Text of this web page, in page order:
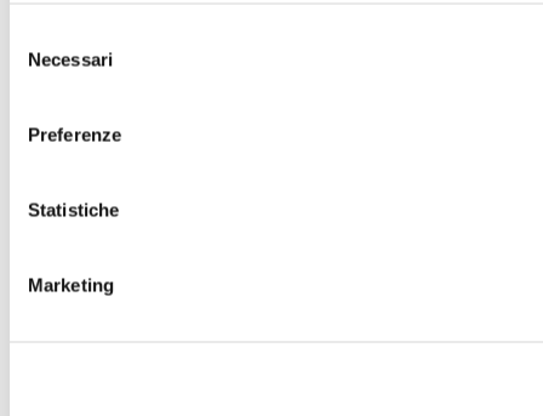
delNecessari
Preferenze
Statistiche
Marketing